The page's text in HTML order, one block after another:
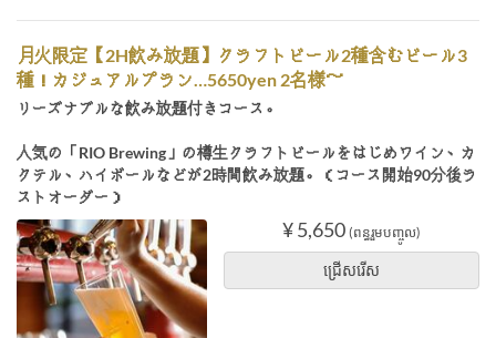
月火限定【2H飲み放題】クラフトビール2種含むビール3
種！カジュアルプラン…5650yen 2名様～
リーズナブルな飲み放題付きコース。
人気の「RIO Brewing」の樽生クラフトビールをはじめワイン、カ
クテル、ハイボールなどが2時間飲み放題。（コース開始90分後ラ
ストオーダー）
¥ 5,650 (ពន្ធរួមបញ្ចូល)
ជ្រើសរើស